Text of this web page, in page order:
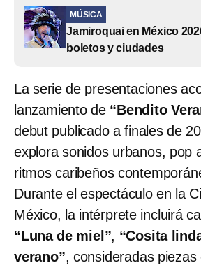
MÚSICA
Jamiroquai en México
boletos y ciudades
La serie de presentaciones
lanzamiento de “Bendito
debut publicado a finales de
explora sonidos urbanos, pop
ritmos caribeños
Durante el espectáculo en la
México, la intérprete incluirá
“Luna de miel”, “Cosita
verano”, consideradas